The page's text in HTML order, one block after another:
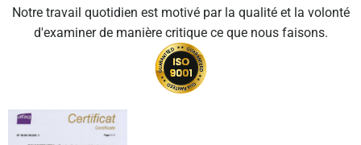
Notre travail quotidien est motivé par la qualité et la volonté
d'examiner de manière critique ce que nous faisons.